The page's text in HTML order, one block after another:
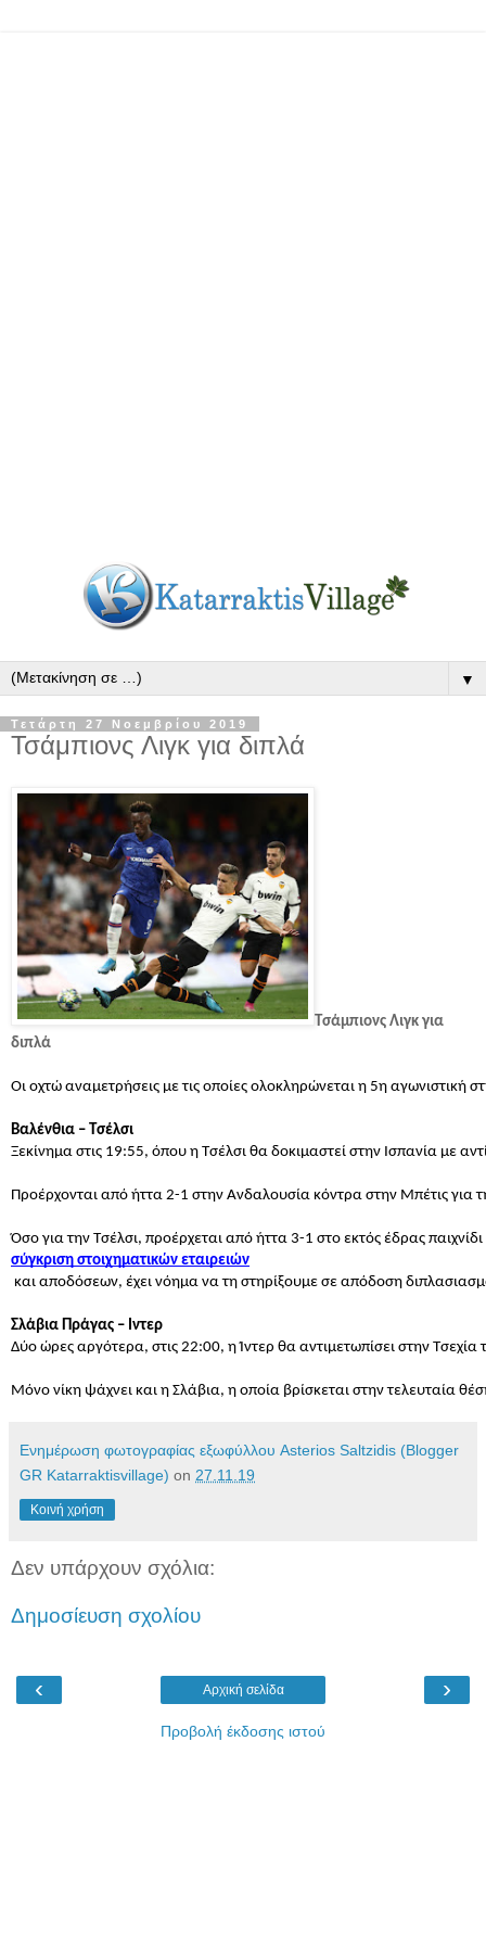
▼
Τετάρτη 27 Νοεμβρίου 2019
Τσάμπιονς Λιγκ για διπλά
Τσάμπιονς Λιγκ για
διπλά
Οι οχτώ αναμετρήσεις με τις οποίες ολοκληρώνεται η 5η αγωνιστική
Βαλένθια – Τσέλσι
Ξεκίνημα στις 19:55, όπου η Τσέλσι θα δοκιμαστεί στην Ισπανία με
Προέρχονται από ήττα 2-1 στην Ανδαλουσία κόντρα στην Μπέτις για
Όσο για την Τσέλσι, προέρχεται από ήττα 3-1 στο εκτός έδρας
σύγκριση στοιχηματικών εταιρειών
και αποδόσεων, έχει νόημα να τη στηρίξουμε σε απόδοση
Σλάβια Πράγας – Ιντερ
Δύο ώρες αργότερα, στις 22:00, η Ίντερ θα αντιμετωπίσει στην
Μόνο νίκη ψάχνει και η Σλάβια, η οποία βρίσκεται στην τελευταία
Ενημέρωση φωτογραφίας εξωφύλλου Asterios Saltzidis (Blogger
GR Katarraktisvillage) on 27.11.19
Κοινή χρήση
Δεν υπάρχουν σχόλια:
Δημοσίευση σχολίου
‹ ›
Αρχική σελίδα
Προβολή έκδοσης ιστού